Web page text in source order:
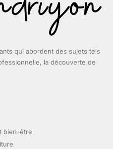
qui abordent des sujets tels
la découverte de
bien-être